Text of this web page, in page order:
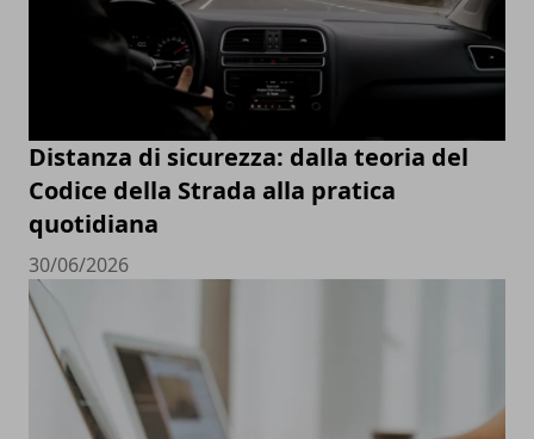
Distanza di sicurezza: dalla teoria del
Codice della Strada alla pratica
quotidiana
30/06/2026